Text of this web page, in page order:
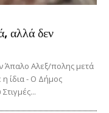
αλλά δεν
Άπαλο Αλεξ/πολης μετά
ίδια - Ο Δήμος